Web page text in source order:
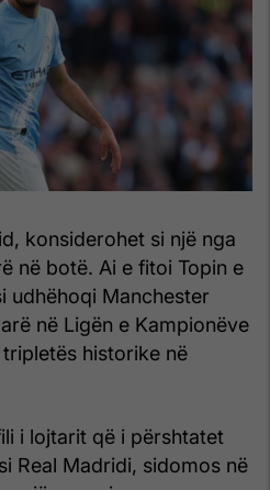
konsiderohet si një nga
në botë. Ai e fitoi Topin e
udhëhoqi Manchester
në Ligën e Kampionëve
historike në
i lojtarit që i përshtatet
Real Madridi, sidomos në